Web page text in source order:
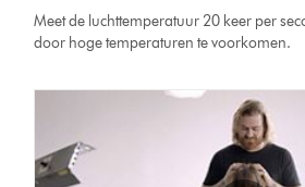
Meet de luchttemperatuur 20 keer per
door hoge temperaturen te voorkomen.